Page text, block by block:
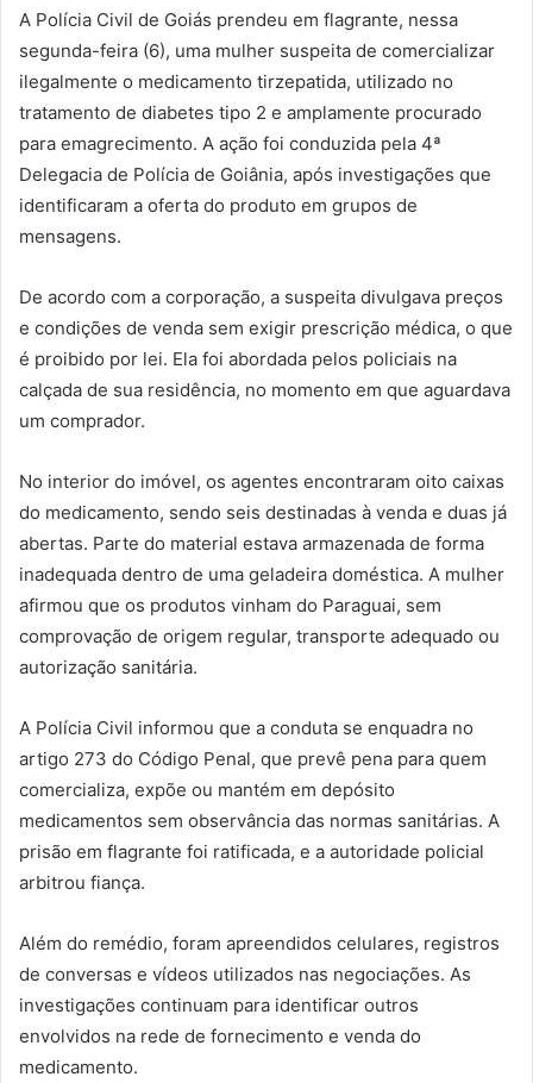
A Polícia Civil de Goiás prendeu em flagrante, nessa
segunda-feira (6), uma mulher suspeita de comercializar
ilegalmente o medicamento tirzepatida, utilizado no
tratamento de diabetes tipo 2 e amplamente procurado
para emagrecimento. A ação foi conduzida pela 4ª
Delegacia de Polícia de Goiânia, após investigações que
identificaram a oferta do produto em grupos de
mensagens.
De acordo com a corporação, a suspeita divulgava preços
e condições de venda sem exigir prescrição médica, o que
é proibido por lei. Ela foi abordada pelos policiais na
calçada de sua residência, no momento em que aguardava
um comprador.
No interior do imóvel, os agentes encontraram oito caixas
do medicamento, sendo seis destinadas à venda e duas já
abertas. Parte do material estava armazenada de forma
inadequada dentro de uma geladeira doméstica. A mulher
afirmou que os produtos vinham do Paraguai, sem
comprovação de origem regular, transporte adequado ou
autorização sanitária.
A Polícia Civil informou que a conduta se enquadra no
artigo 273 do Código Penal, que prevê pena para quem
comercializa, expõe ou mantém em depósito
medicamentos sem observância das normas sanitárias. A
prisão em flagrante foi ratificada, e a autoridade policial
arbitrou fiança.
Além do remédio, foram apreendidos celulares, registros
de conversas e vídeos utilizados nas negociações. As
investigações continuam para identificar outros
envolvidos na rede de fornecimento e venda do
medicamento.